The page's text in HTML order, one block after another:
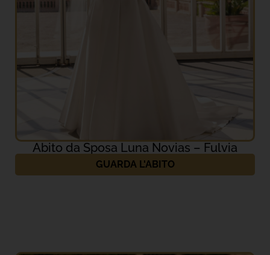
Abito da Sposa Luna Novias – Fulvia
GUARDA L'ABITO